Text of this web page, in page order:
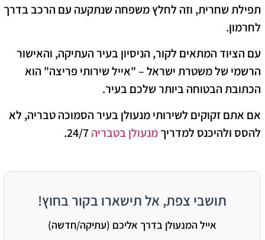
תפילת שחרית, וזה לחלץ משפחה שנתקעה עם הרכב בדרך
לחרמון.
עם הציוד המתאים לקור, הניסיון בעיר העתיקה, והאישור
הרשמי של משטרת ישראל – "אייל שירותי פריצה" הוא
הכתובת הבטוחה ביותר שלכם בעיר.
אם אתם זקוקים לשירותי מנעולן בעיר הסמוכה טבריה, לא
להסס ולהיכנס למדריךמנעולן בטבריה
תושבי צפת, אל תישארו בקור בחוץ!
אייל המנעולן בדרך אליכם (עתיקה/חדשה)